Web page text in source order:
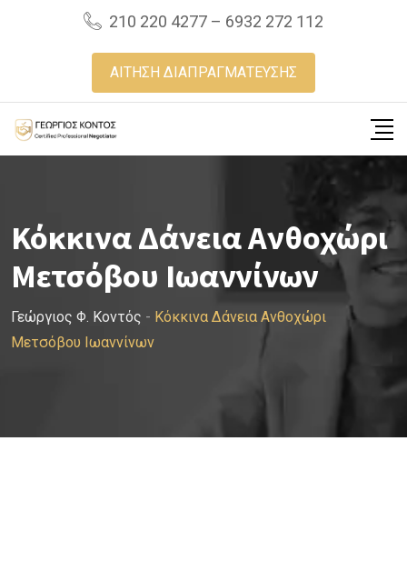
210 220 4277 – 6932 272 112
ΑΙΤΗΣΗ ΔΙΑΠΡΑΓΜΑΤΕΥΣΗΣ
Κόκκινα Δάνεια Ανθοχώρι
Μετσόβου Ιωαννίνων
Γεώργιος Φ. Κοντός - Κόκκινα Δάνεια Ανθοχώρι
Μετσόβου Ιωαννίνων